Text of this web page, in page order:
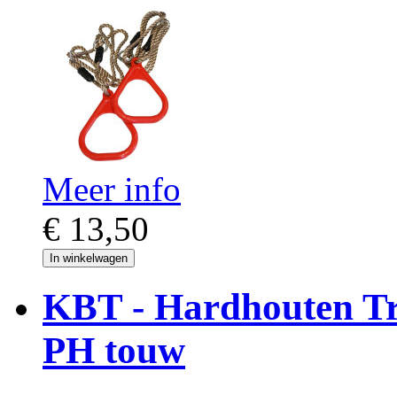
Meer info
€ 13,50
In winkelwagen
KBT - Hardhouten
PH touw